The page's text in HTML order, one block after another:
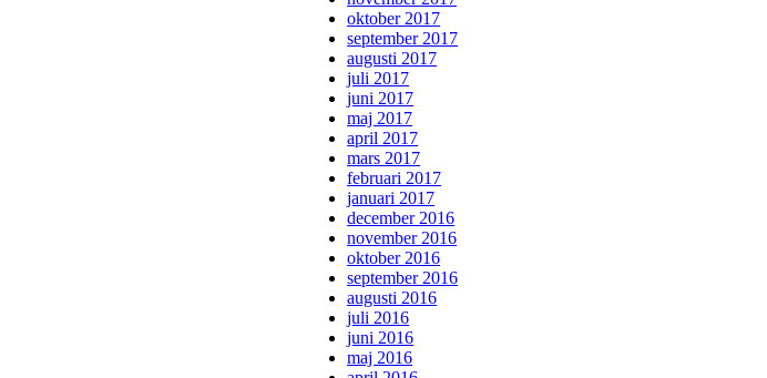
oktober 2017
september 2017
augusti 2017
juli 2017
juni 2017
maj 2017
april 2017
mars 2017
februari 2017
januari 2017
december 2016
november 2016
oktober 2016
september 2016
augusti 2016
juli 2016
juni 2016
maj 2016